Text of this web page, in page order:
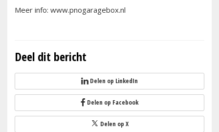
Meer info: www.pnogaragebox.nl
Deel dit bericht
Delen op LinkedIn
Delen op Facebook
Delen op X